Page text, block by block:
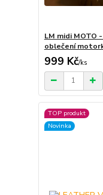
LM midi MOTO
oblečení
999 Kč/ks
TOP produkt
Novinka